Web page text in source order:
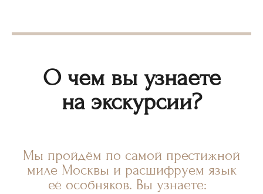
О чем вы узнаете
на экскурсии?
Мы пройдём по самой престижной
миле Москвы и расшифруем язык
её особняков. Вы узнаете: